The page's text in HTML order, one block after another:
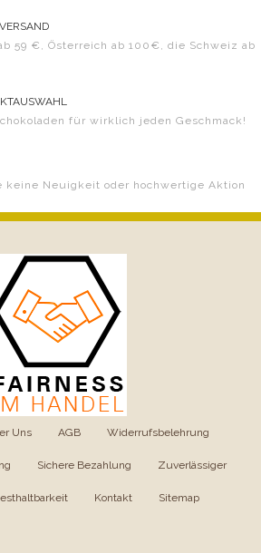
59 €, Österreich ab 100€, die Schweiz ab
für wirklich jeden Geschmack!
keine Neuigkeit oder hochwertige Aktion
Uns AGB Widerrufsbelehrung
Sichere Bezahlung Zuverlässiger
Kontakt Sitemap